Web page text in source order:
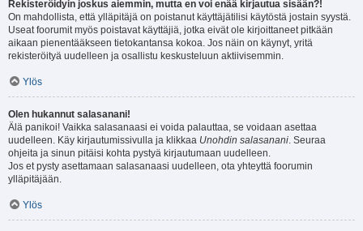
Rekisteröidyin joskus aiemmin, mutta en voi enää kirjautua sisään?!
On mahdollista, että ylläpitäjä on poistanut käyttäjätilisi käytöstä jostain syystä.
Useat foorumit myös poistavat käyttäjiä, jotka eivät ole kirjoittaneet pitkään
aikaan pienentääkseen tietokantansa kokoa. Jos näin on käynyt, yritä
rekisteröityä uudelleen ja osallistu keskusteluun aktiivisemmin.
Ylös
Olen hukannut salasanani!
Älä panikoi! Vaikka salasanaasi ei voida palauttaa, se voidaan asettaa
uudelleen. Käy kirjautumissivulla ja klikkaa Unohdin salasanani. Seuraa
ohjeita ja sinun pitäisi kohta pystyä kirjautumaan uudelleen.
Jos et pysty asettamaan salasanaasi uudelleen, ota yhteyttä foorumin
ylläpitäjään.
Ylös